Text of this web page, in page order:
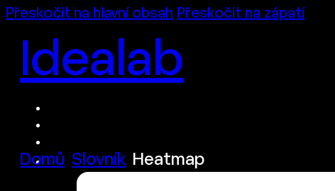
Přeskočit na hlavní obsah Přeskočit na zápatí
Idealab
Domů Slovník Heatmap